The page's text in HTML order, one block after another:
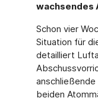
wachsendes
Schon vier
Situation für
detailliert
beiden